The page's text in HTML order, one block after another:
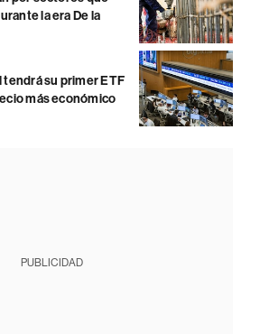
la era De la
tendrá su primer ETF
más económico
PUBLICIDAD